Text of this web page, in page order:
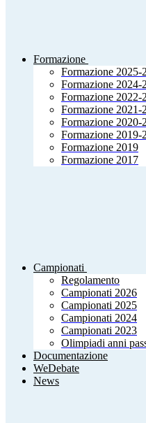
Formazione
Formazione 2025-
Formazione 2024-
Formazione 2022-
Formazione 2021-
Formazione 2020-
Formazione 2019-
Formazione 2019
Formazione 2017
Campionati
Regolamento
Campionati 2026
Campionati 2025
Campionati 2024
Campionati 2023
Olimpiadi anni
Documentazione
WeDebate
News